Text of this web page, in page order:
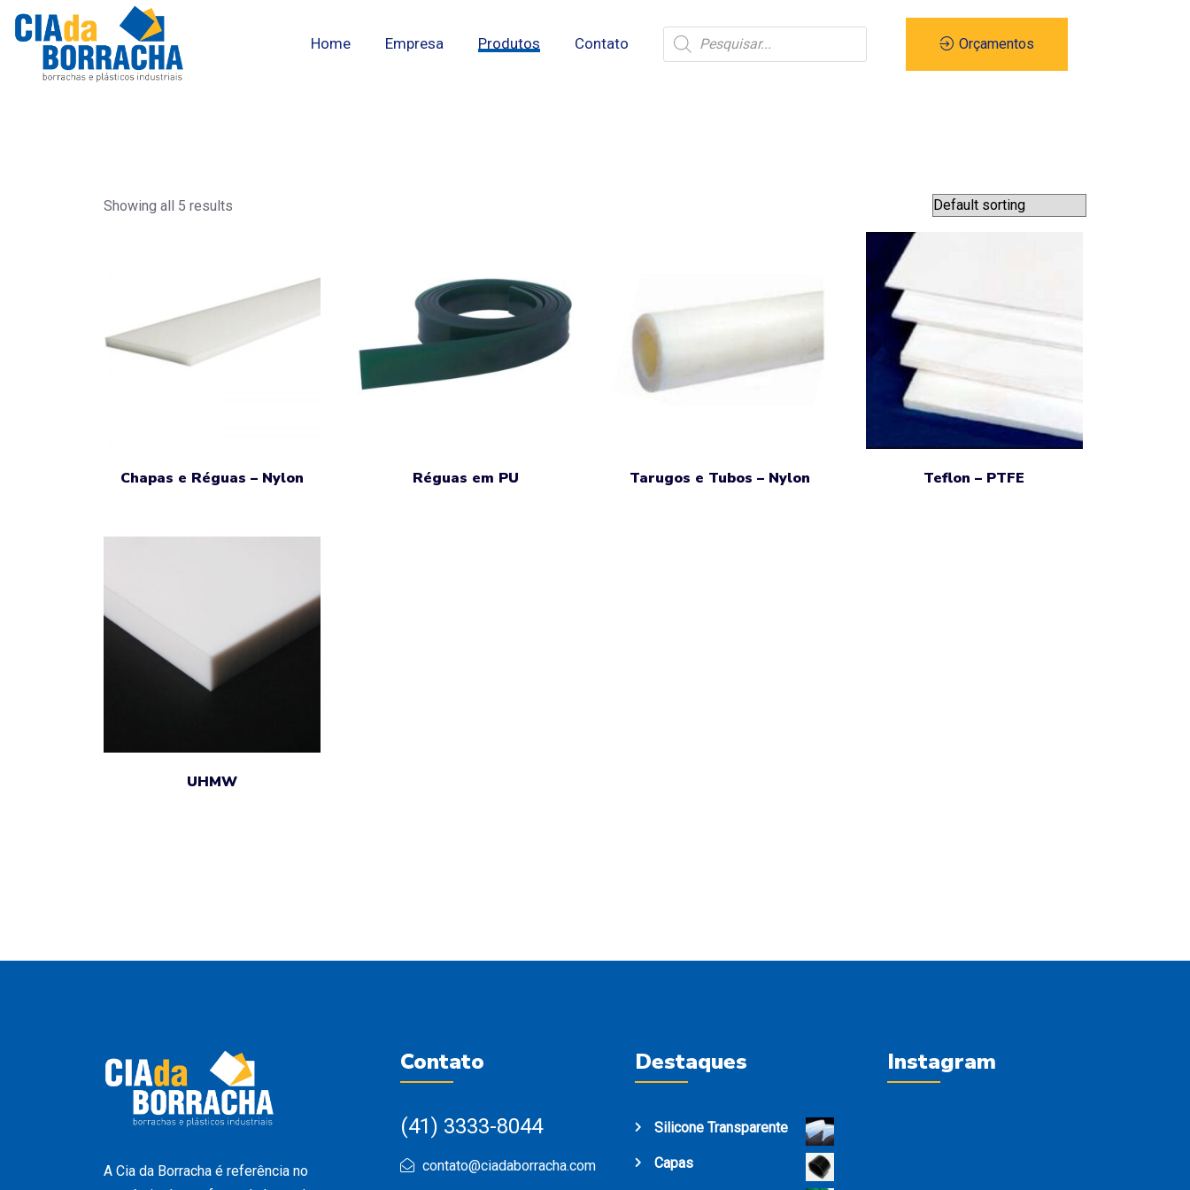
Home Empresa Produtos Contato
Pesquisar
produtos
Orçamentos
Showing all 5 results
Chapas e Réguas – Nylon Réguas em PU Tarugos e Tubos – Nylon Teflon – PTFE
UHMW
A Cia da Borracha é referência no
Contato
(41) 3333-8044
contato@ciadaborracha.com
Destaques
Silicone Transparente
Capas
Instagram